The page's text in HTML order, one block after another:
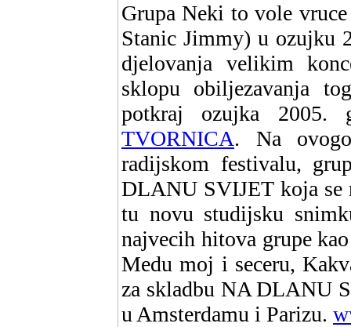
Grupa Neki to vole
Stanic Jimmy) u ozujku
djelovanja velikim
sklopu obiljezavanja
potkraj ozujka
TVORNICA. Na
radijskom festivalu,
DLANU SVIJET koja se
tu novu studijsku
najvecih hitova grupe
Medu moj i seceru,
za skladbu NA DLANU
u Amsterdamu i Parizu.